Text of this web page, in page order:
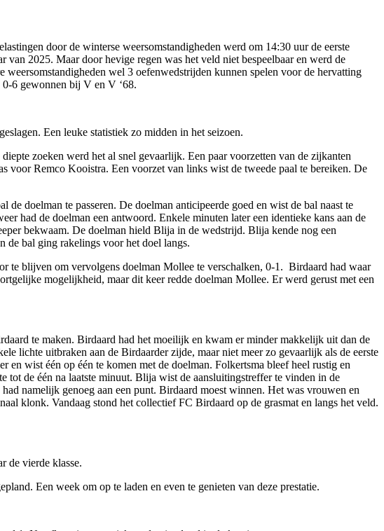
door de winterse weersomstandigheden werd om 14:30 uur de eerste
2025. Maar door hevige regen was het veld niet bespeelbaar en werd de
wel 3 oefenwedstrijden kunnen spelen voor de hervatting
6 gewonnen bij V en V ‘68.
Een leuke statistiek zo midden in het seizoen.
zoeken werd het al snel gevaarlijk. Een paar voorzetten van de zijkanten
voor Remco Kooistra. Een voorzet van links wist de tweede paal te bereiken. De
doelman te passeren. De doelman anticipeerde goed en wist de bal naast te
had de doelman een antwoord. Enkele minuten later een identieke kans aan de
bekwaam. De doelman hield Blija in de wedstrijd. Blija kende nog een
de bal ging rakelings voor het doel langs.
te blijven om vervolgens doelman Mollee te verschalken, 0-1. Birdaard had waar
mogelijkheid, maar dit keer redde doelman Mollee. Er werd gerust met een
te maken. Birdaard had het moeilijk en kwam er minder makkelijk uit dan de
lichte uitbraken aan de Birdaarder zijde, maar niet meer zo gevaarlijk als de eerste
en wist één op één te komen met de doelman. Folkertsma bleef heel rustig en
de één na laatste minuut. Blija wist de aansluitingstreffer te vinden in de
namelijk genoeg aan een punt. Birdaard moest winnen. Het was vrouwen en
klonk. Vandaag stond het collectief FC Birdaard op de grasmat en langs het veld.
de vierde klasse.
Een week om op te laden en even te genieten van deze prestatie.